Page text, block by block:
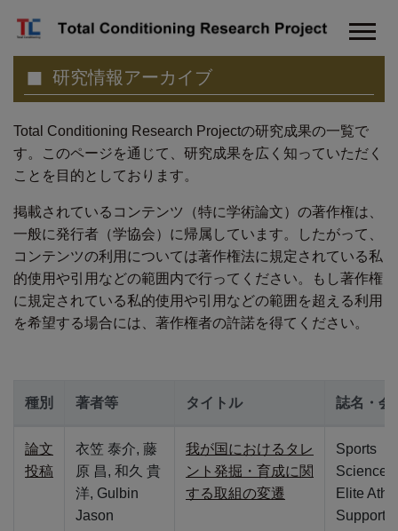
研究情報アーカイブ
Total Conditioning Research Projectの研究成果の一覧で
す。このページを通じて、研究成果を広く知っていただく
ことを目的としております。
掲載されているコンテンツ（特に学術論文）の著作権は、
一般に発行者（学協会）に帰属しています。したがって、
コンテンツの利用については著作権法に規定されている私
的使用や引用などの範囲内で行ってください。もし著作権
に規定されている私的使用や引用などの範囲を超える利用
を希望する場合には、著作権者の許諾を得てください。
種別 著者等 タイトル 誌名・会
論文
投稿
衣笠 泰介, 藤
原 昌, 和久 貴
洋, Gulbin
Jason
我が国におけるタレ
ント発掘・育成に関
する取組の変遷
Sports
Science
Elite
Support